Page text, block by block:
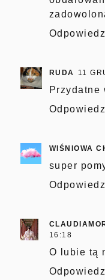
Odpowiedz
RUDA 11
Przydatne
Odpowiedz
WIŚNIOWA
super
Odpowiedz
16:18
O lubie tą
Odpowiedz